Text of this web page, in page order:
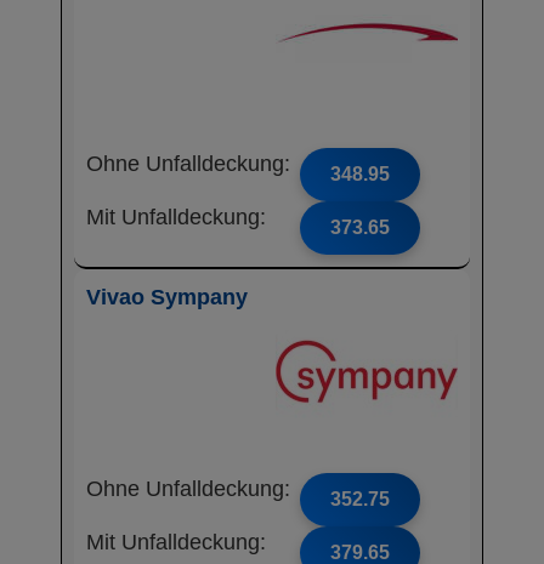
Ohne Unfalldeckung: 348.95
Mit Unfalldeckung: 373.65
Vivao Sympany
Ohne Unfalldeckung: 352.75
Mit Unfalldeckung: 379.65